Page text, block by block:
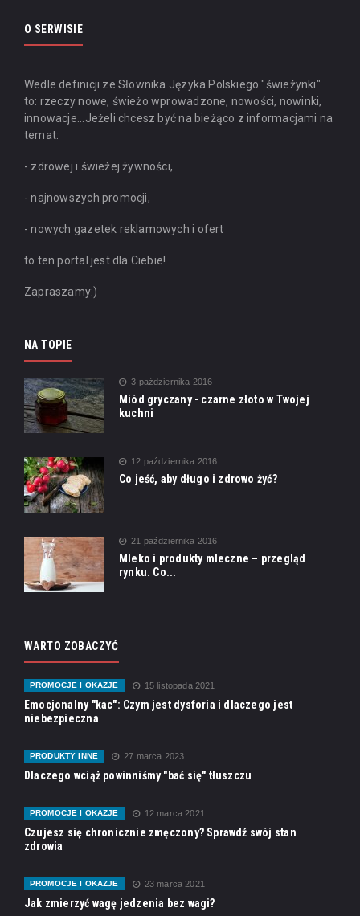
O SERWISIE
Wedle definicji ze Słownika Języka Polskiego "świeżynki"
to: rzeczy nowe, świeżo wprowadzone, nowości, nowinki,
innowacje... Jeżeli chcesz być na bieżąco z informacjami na
temat:
- zdrowej i świeżej żywności,
- najnowszych promocji,
- nowych gazetek reklamowych i ofert
to ten portal jest dla Ciebie!
Zapraszamy:)
NA TOPIE
3 października 2016
Miód gryczany - czarne złoto w Twojej
kuchni
12 października 2016
Co jeść, aby długo i zdrowo żyć?
21 października 2016
Mleko i produkty mleczne – przegląd
rynku. Co...
WARTO ZOBACZYĆ
PROMOCJE I OKAZJE 15 listopada 2021
Emocjonalny "kac": Czym jest dysforia i dlaczego jest
niebezpieczna
PRODUKTY INNE 27 marca 2023
Dlaczego wciąż powinniśmy "bać się" tłuszczu
PROMOCJE I OKAZJE 12 marca 2021
Czujesz się chronicznie zmęczony? Sprawdź swój stan
zdrowia
PROMOCJE I OKAZJE 23 marca 2021
Jak zmierzyć wagę jedzenia bez wagi?